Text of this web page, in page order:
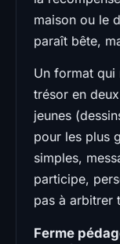
maison ou le
paraît bête,
Un format qui
trésor en
jeunes
pour les plus
simples,
participe,
pas à arbitrer
Ferme